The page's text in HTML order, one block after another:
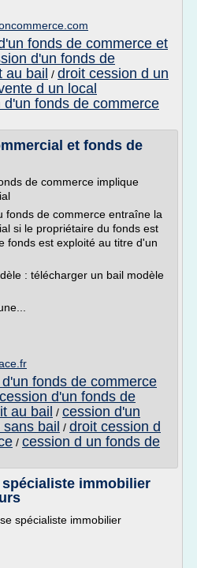
fonds de commerce et
d'un fonds de
bail / droit cession d un
d un local
d'un fonds de commerce
et fonds de
de commerce implique
fonds de commerce entraîne la
si le propriétaire du fonds est
fonds est exploité au titre d'un
: télécharger un bail modèle
fonds de commerce
cession d'un fonds de
au bail / cession d'un
bail / droit cession d
/ cession d un fonds de
immobilier
spécialiste immobilier